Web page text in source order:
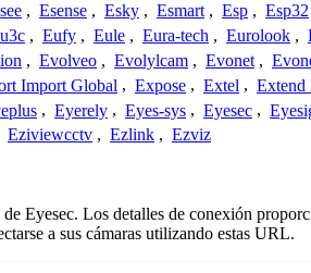
, Esense , Esky , Esmart , Esp , Esp32
, Eufy , Eule , Eura-tech , Eurolook ,
, Evolveo , Evolylcam , Evonet ,
Import Global , Expose , Extel , Extend
, Eyerely , Eyes-sys , Eyesec ,
Eziviewcctv , Ezlink , Ezviz
Eyesec. Los detalles de conexión
a sus cámaras utilizando estas URL.